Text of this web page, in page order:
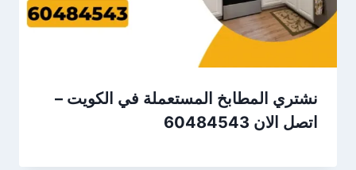
نشتري المطابخ المستعملة في الكويت –
اتصل الان 60484543